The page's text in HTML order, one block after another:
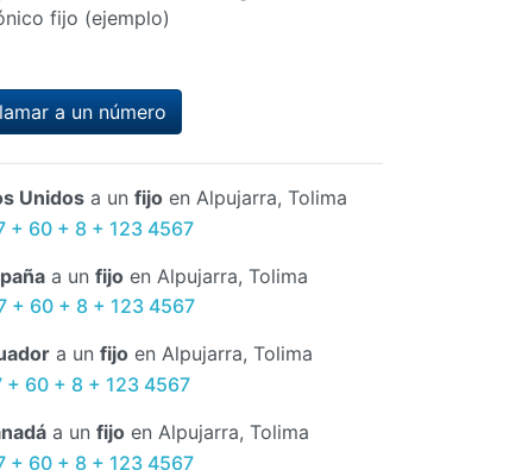
fijo (ejemplo)
a un número
Unidosa un fijoen Alpujarra, Tolima
+ 60 + 8 + 123 4567
a un fijo en Alpujarra, Tolima
+ 60 + 8 + 123 4567
a un fijo en Alpujarra, Tolima
+ 60 + 8 + 123 4567
a un fijo en Alpujarra, Tolima
+ 60 + 8 + 123 4567